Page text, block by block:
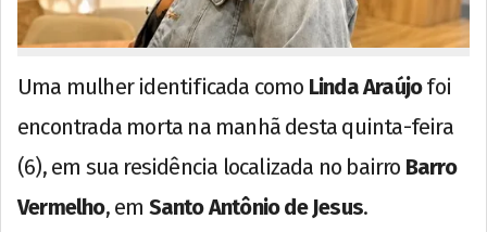
Uma mulher identificada como Linda Araújofoi
encontrada morta na manhã desta quinta-feira
(6), em sua residência localizada no bairro Barro
Vermelho, em Santo Antônio de Jesus.